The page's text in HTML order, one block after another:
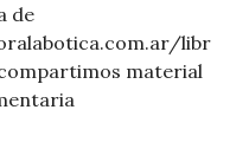
de
libr
material